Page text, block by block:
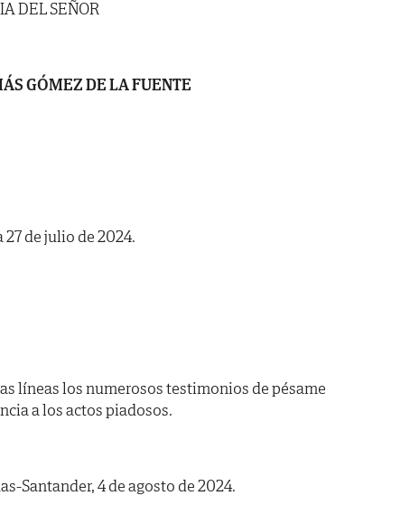
DEL SEÑOR
GÓMEZ DE LA FUENTE
de julio de 2024.
líneas los numerosos testimonios de pésame
a los actos piadosos.
Santander, 4 de agosto de 2024.